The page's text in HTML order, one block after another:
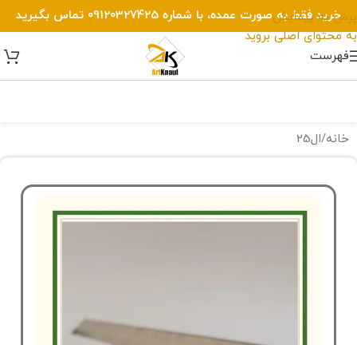
پرش به پیمایش
به محتوای اصلی بروید
خرید فقط به صورت عمده، با شماره 09120327425 تماس بگیرید
فهرست
خانه/ال25